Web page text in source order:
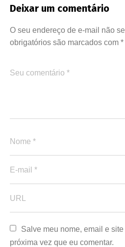
Deixar um comentário
O seu endereço de e-mail não
obrigatórios são marcados com *
Salve meu nome, email e
próxima vez que eu comentar.